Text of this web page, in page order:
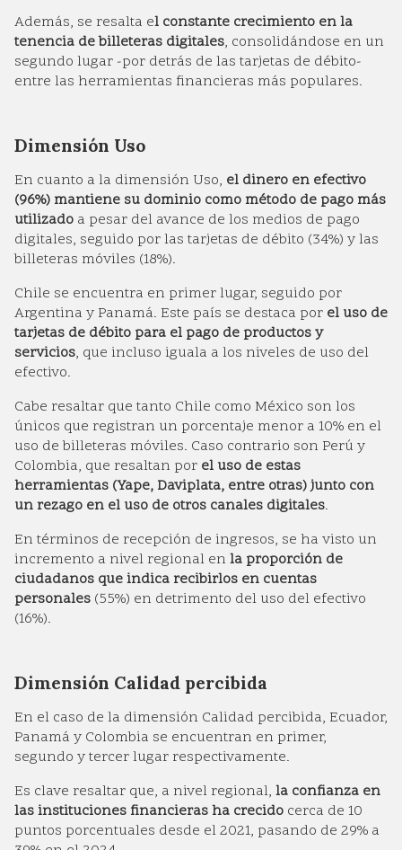
Además, se resalta el constante crecimiento en la
tenencia de billeteras digitales, consolidándose en un
segundo lugar -por detrás de las tarjetas de débito-
entre las herramientas financieras más populares.
Dimensión Uso
En cuanto a la dimensión Uso, el dinero en efectivo
(96%) mantiene su dominio como método de pago más
utilizado a pesar del avance de los medios de pago
digitales, seguido por las tarjetas de débito (34%) y las
billeteras móviles (18%).
Chile se encuentra en primer lugar, seguido por
Argentina y Panamá. Este país se destaca por el uso de
tarjetas de débito para el pago de productos y
servicios, que incluso iguala a los niveles de uso del
efectivo.
Cabe resaltar que tanto Chile como México son los
únicos que registran un porcentaje menor a 10% en el
uso de billeteras móviles. Caso contrario son Perú y
Colombia, que resaltan por el uso de estas
herramientas (Yape, Daviplata, entre otras) junto con
un rezago en el uso de otros canales digitales.
En términos de recepción de ingresos, se ha visto un
incremento a nivel regional en la proporción de
ciudadanos que indica recibirlos en cuentas
personales (55%) en detrimento del uso del efectivo
(16%).
Dimensión Calidad percibida
En el caso de la dimensión Calidad percibida, Ecuador,
Panamá y Colombia se encuentran en primer,
segundo y tercer lugar respectivamente.
Es clave resaltar que, a nivel regional, la confianza en
las instituciones financieras ha crecido cerca de 10
puntos porcentuales desde el 2021, pasando de 29% a